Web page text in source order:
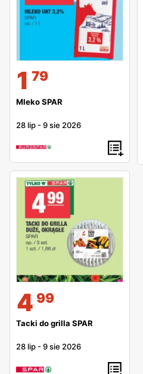
1 79
Mleko SPAR
28 lip -9 sie 2026
4 99
Tacki do grilla SPAR
28 lip -9 sie 2026